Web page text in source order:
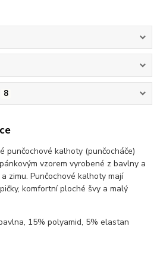
8
punčochové kalhoty (punčocháče)
vzorem vyrobené z bavlny a
zimu. Punčochové kalhoty mají
komfortní ploché švy a malý
15% polyamid, 5% elastan